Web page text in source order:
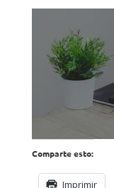
Comparte esto:
Imprimir